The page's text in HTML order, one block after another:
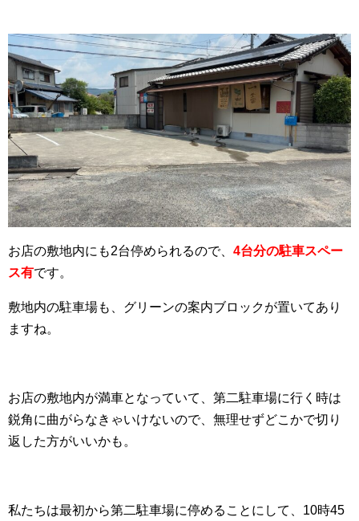
お店の敷地内にも2台停められるので、 4台分の駐車スペー
ス有です。
敷地内の駐車場も、グリーンの案内ブロックが置いてあり
ますね。
お店の敷地内が満車となっていて、第二駐車場に行く時は
鋭角に曲がらなきゃいけないので、無理せずどこかで切り
返した方がいいかも。
私たちは最初から第二駐車場に停めることにして、10時45